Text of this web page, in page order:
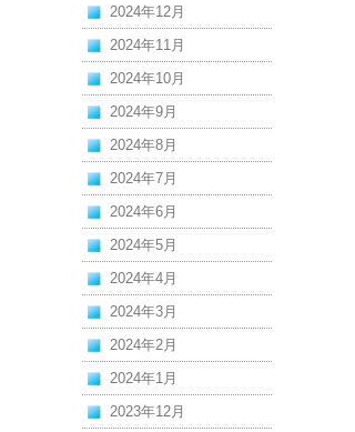
2024年12月
2024年11月
2024年10月
2024年9月
2024年8月
2024年7月
2024年6月
2024年5月
2024年4月
2024年3月
2024年2月
2024年1月
2023年12月